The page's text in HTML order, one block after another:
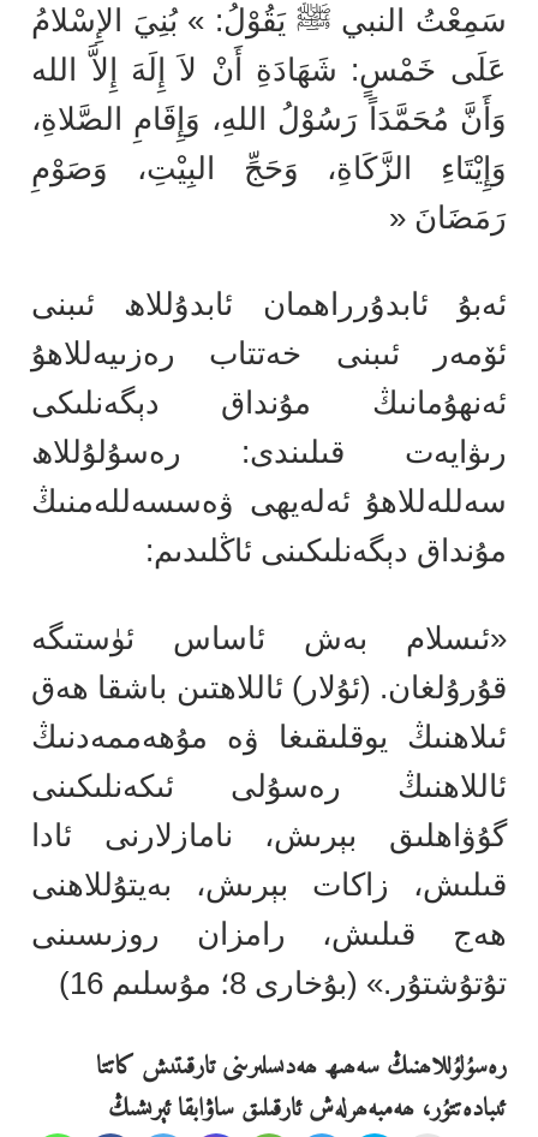
سَمِعْتُ النبي ﷺ يَقُوْلُ: » بُنِيَ الإِسْلامُ
عَلَى خَمْسٍ: شَهَادَةِ أَنْ لاَ إِلَهَ إِلاَّ الله
وَأَنَّ مُحَمَّدَاً رَسُوْلُ اللهِ، وَإِقَامِ الصَّلاةِ،
وَإِيْتَاءِ الزَّكَاةِ، وَحَجِّ البِيْتِ، وَصَوْمِ
رَمَضَانَ «
ئەبۇ ئابدۇرراھمان ئابدۇللاھ ئىبنى
ئۆمەر ئىبنى خەتتاب رەزىيەللاھۇ
ئەنھۇمانىڭ مۇنداق دېگەنلىكى
رىۋايەت قىلىندى: رەسۇلۇللاھ
سەللەللاھۇ ئەلەيھى ۋەسسەللەمنىڭ
مۇنداق دېگەنلىكىنى ئاڭلىدىم:
«ئىسلام بەش ئاساس ئۈستىگە
قۇرۇلغان. (ئۇلار) ئاللاھتىن باشقا ھەق
ئىلاھنىڭ يوقلىقىغا ۋە مۇھەممەدنىڭ
ئاللاھنىڭ رەسۇلى ئىكەنلىكىنى
گۇۋاھلىق بېرىش، نامازلارنى ئادا
قىلىش، زاكات بېرىش، بەيتۇللاھنى
ھەج قىلىش، رامزان روزىسىنى
تۇتۇشتۇر.» (بۇخارى 8؛ مۇسلىم 16)
رەسۇلۇللاھنىڭ سەھىھ ھەدىسلىرىنى تارقىتىش كاتتا
ئىبادەتتۇر، ھەمبەھرلەش ئارقىلىق ساۋابقا ئېرىشىڭ